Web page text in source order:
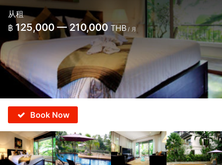
从租
฿ 125,000 — 210,000 THB / 月
Book Now